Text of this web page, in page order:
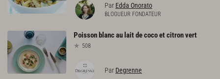
Par Edda Onorato
BLOGUEUR FONDATEUR
Poisson blancau laitdecocoetcitronvert
508
Par Degrenne